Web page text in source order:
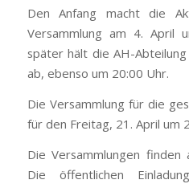
Den Anfang macht die
Versammlung am 4. April
später hält die AH-
ab, ebenso um 20:00 Uhr.
Die Versammlung für die
für den Freitag, 21. April um
Die Versammlungen
Die öffentlichen